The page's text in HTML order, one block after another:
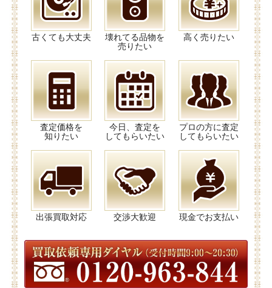
古くても大丈夫
壊れてる品物を
売りたい
高く売りたい
査定価格を
知りたい
今日、査定を
してもらいたい
プロの方に査定
してもらいたい
出張買取対応 交渉大歓迎 現金でお支払い